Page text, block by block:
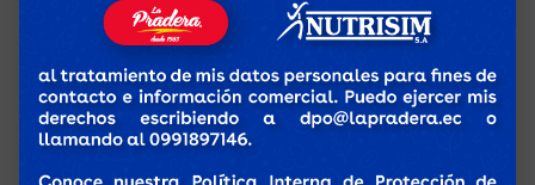
Podrá realizarse transferencia internacional de datos
personales cuando sea necesaria para el uso de
plataformas tecnológicas, correo corporativo,
almacenamiento en la nube u otros proveedores cuyos
sistemas o servidores se encuentren fuera del territorio
ecuatoriano, siempre conforme a la Ley Orgánica de